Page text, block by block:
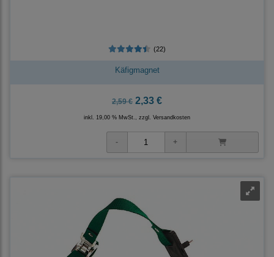
(22)
Käfigmagnet
2,59 € 2,33 €
inkl. 19,00 % MwSt., zzgl. Versandkosten